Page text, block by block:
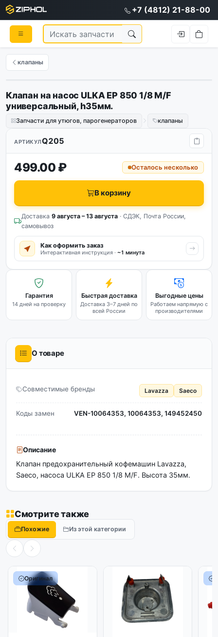
+7 (4812) 21-88-00
клапаны
Клапан на насос ULKA EP 850 1/8 M/F
универсальный, h35мм.
Запчасти для утюгов, парогенераторов клапаны
АРТИКУЛQ205
499.00 ₽ Осталось несколько
В корзину
Доставка 9 августа – 13 августа · СДЭК, Почта России,
самовывоз
Как оформить заказ
Интерактивная инструкция · ~1 минута
Гарантия
14 дней на проверку
Быстрая доставка
Доставка 3–7 дней по
всей России
Выгодные цены
Работаем напрямую с
производителями
О товаре
Совместимые бренды Lavazza Saeco
Коды замен VEN-10064353, 10064353, 149452450
Описание
Клапан предохранительный кофемашин Lavazza,
Saeco, насоса ULKA EP 850 1/8 M/F. Высота 35мм.
Смотрите также
Похожие Из этой категории
Оригинал